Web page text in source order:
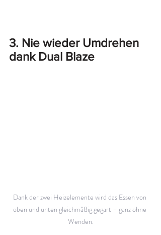
3. Nie wieder Umdrehen
dank Dual Blaze
Dank der zwei Heizelemente wird das Essen von
oben und unten gleichmäßig gegart – ganz ohne
Wenden.